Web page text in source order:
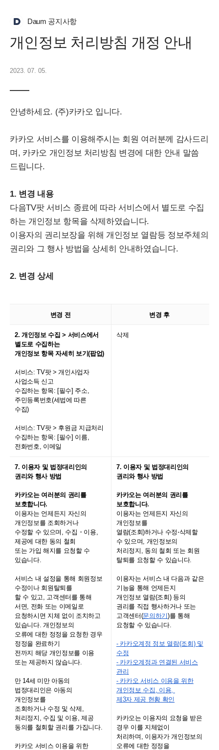
Daum 공지사항
개인정보 처리방침 개정 안내
2023. 07. 05.
안녕하세요. (주)카카오 입니다.
카카오 서비스를 이용해주시는 회원 여러분께 감사드리
며, 카카오 개인정보 처리방침 변경에 대한 안내 말씀
드립니다.
1. 변경 내용
다음TV팟 서비스 종료에 따라 서비스에서 별도로 수집
하는 개인정보 항목을 삭제하였습니다.
이용자의 권리보장을 위해 개인정보 열람등 정보주체의
권리와 그 행사 방법을 상세히 안내하였습니다.
2. 변경 상세
변경 전 변경 후
2. 개인정보 수집 > 서비스에서
별도로 수집하는
개인정보 항목 자세히 보기(팝업)
서비스: TV팟 > 개인사업자
사업소득 신고
수집하는 항목: [필수] 주소,
주민등록번호(세법에 따른
수집)
서비스: TV팟 > 후원금 지급처리
수집하는 항목: [필수] 이름,
전화번호, 이메일
삭제
7. 이용자 및 법정대리인의
권리와 행사 방법
카카오는 여러분의 권리를
보호합니다.
이용자는 언제든지 자신의
개인정보를 조회하거나
수정할 수 있으며, 수집・이용,
제공에 대한 동의 철회
또는 가입 해지를 요청할 수
있습니다.
서비스 내 설정을 통해 회원정보
수정이나 회원탈퇴를
할 수 있고, 고객센터를 통해
서면, 전화 또는 이메일로
요청하시면 지체 없이 조치하고
있습니다. 개인정보의
오류에 대한 정정을 요청한 경우
정정을 완료하기
전까지 해당 개인정보를 이용
또는 제공하지 않습니다.
만 14세 미만 아동의
법정대리인은 아동의
개인정보를
조회하거나 수정 및 삭제,
처리정지, 수집 및 이용, 제공
동의를 철회할 권리를 가집니다.
카카오 서비스 이용을 위한
7. 이용자 및 법정대리인의
권리와 행사 방법
카카오는 여러분의 권리를
보호합니다.
이용자는 언제든지 자신의
개인정보를
열람(조회)하거나 수정⋅삭제할
수 있으며, 개인정보의
처리정지, 동의 철회 또는 회원
탈퇴를 요청할 수 있습니다.
이용자는 서비스 내 다음과 같은
기능을 통해 언제든지
개인정보 열람(조회) 등의
권리를 직접 행사하거나 또는
고객센터(문의하기)를 통해
요청할 수 있습니다.
- 카카오계정 정보 열람(조회) 및
수정
- 카카오계정과 연결된 서비스
관리
- 카카오 서비스 이용을 위한
개인정보 수집, 이용,
제3자 제공 현황 확인
카카오는 이용자의 요청을 받은
경우 이를 지체없이
처리하며, 이용자가 개인정보의
오류에 대한 정정을